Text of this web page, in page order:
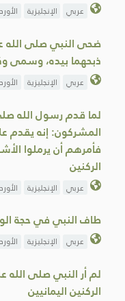
عربي الإنجليزية
ضحى النبي صلى الله
ذبحهما بيده، وسمى
عربي الإنجليزية
لما قدم رسول الله
المشركون: إنه يقدم
فأمرهم أن يرملوا
الركنين
عربي الإنجليزية
طاف النبي في حجة
عربي الإنجليزية
لم أر النبي صلى
الركنين اليمانيين